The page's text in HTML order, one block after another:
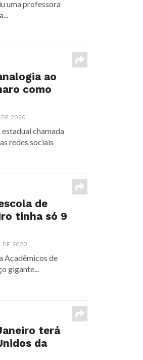
uma professora
ao
como
DE 2020
chamada
redes sociais
de
tinha só 9
DE 2020
Acadêmicos de
gigante...
terá
da